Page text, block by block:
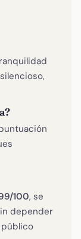
100, se
depender
público